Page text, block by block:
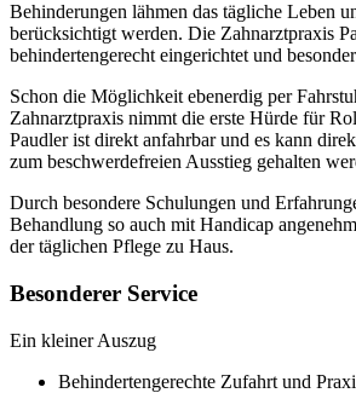
Behinderungen lähmen das tägliche Leben
berücksichtigt werden. Die Zahnarztpraxis
behindertengerecht eingerichtet und
Schon die Möglichkeit ebenerdig per
Zahnarztpraxis nimmt die erste Hürde für
Paudler ist direkt anfahrbar und es kann
zum beschwerdefreien Ausstieg gehalten
Durch besondere Schulungen und
Behandlung so auch mit Handicap
der täglichen Pflege zu Haus.
Besonderer Service
Ein kleiner Auszug
Behindertengerechte Zufahrt und